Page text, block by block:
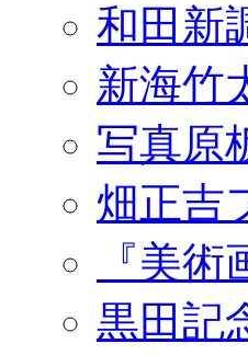
和田新
新海竹
写真原
畑正吉
『美
黒田記